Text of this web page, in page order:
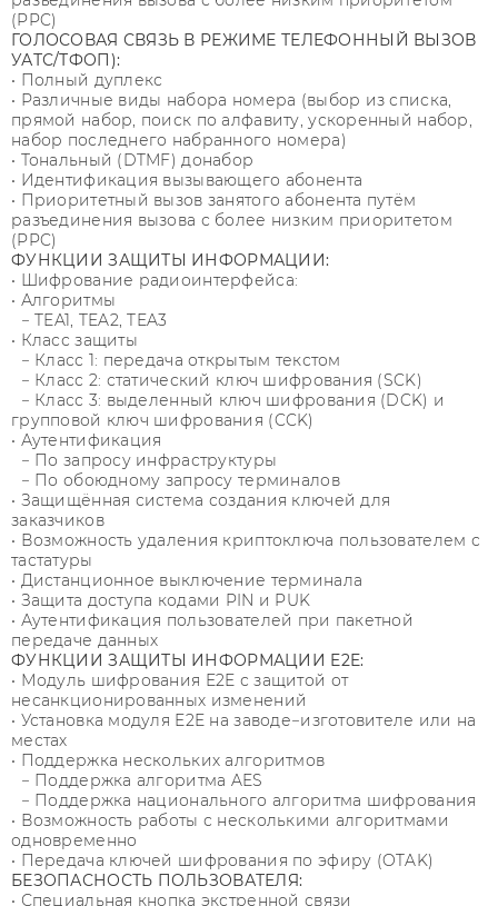
(PPC)
ГОЛОСОВАЯ СВЯЗЬ В РЕЖИМЕ ТЕЛЕФОННЫЙ ВЫЗОВ
УАТС/ТФОП):
• Полный дуплекс
• Различные виды набора номера (выбор из списка,
прямой набор, поиск по алфавиту, ускоренный набор,
набор последнего набранного номера)
• Тональный (DTMF) донабор
• Идентификация вызывающего абонента
• Приоритетный вызов занятого абонента путём
разъединения вызова с более низким приоритетом
(PPC)
ФУНКЦИИ ЗАЩИТЫ ИНФОРМАЦИИ:
• Шифрование радиоинтерфейса:
• Алгоритмы
− TEA1, TEA2, TEA3
• Класс защиты
− Класс 1: передача открытым текстом
− Класс 2: статический ключ шифрования (SCK)
− Класс 3: выделенный ключ шифрования (DCK) и
групповой ключ шифрования (CCK)
• Аутентификация
− По запросу инфраструктуры
− По обоюдному запросу терминалов
• Защищённая система создания ключей для
заказчиков
• Возможность удаления криптоключа пользователем с
тастатуры
• Дистанционное выключение терминала
• Защита доступа кодами PIN и PUK
• Аутентификация пользователей при пакетной
передаче данных
ФУНКЦИИ ЗАЩИТЫ ИНФОРМАЦИИ E2E:
• Модуль шифрования E2E с защитой от
несанкционированных изменений
• Установка модуля E2E на заводе−изготовителе или на
местах
• Поддержка нескольких алгоритмов
− Поддержка алгоритма AES
− Поддержка национального алгоритма шифрования
• Возможность работы с несколькими алгоритмами
одновременно
• Передача ключей шифрования по эфиру (OTAK)
БЕЗОПАСНОСТЬ ПОЛЬЗОВАТЕЛЯ:
• Специальная кнопка экстренной связи